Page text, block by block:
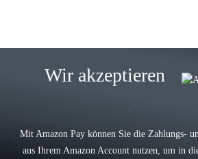
Lieferung,
Wir akzeptieren
Mit Amazon Pay können Sie die Zahlungs-
aus Ihrem Amazon Account nutzen, um in